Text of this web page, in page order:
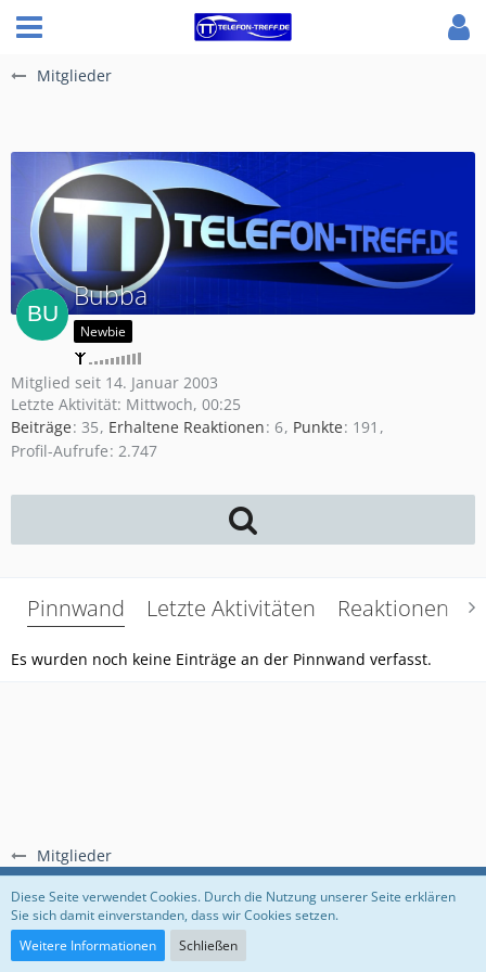
Mitglieder
Mitglieder
Bubba
Newbie
Mitglied seit 14. Januar 2003
Letzte Aktivität: Mittwoch, 00:25
Beiträge 35 Erhaltene Reaktionen 6 Punkte 191
Profil-Aufrufe 2.747
Pinnwand Letzte Aktivitäten Reaktionen
Es wurden noch keine Einträge an der Pinnwand verfasst.
Regeln Datenschutzerklärung Impressum
Community-Software:
Diese Seite verwendet Cookies. Durch die Nutzung unserer Seite erklären
Sie sich damit einverstanden, dass wir Cookies setzen.
Weitere Informationen
Schließen